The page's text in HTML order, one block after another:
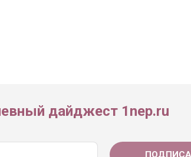
дайджест 1nep.ru